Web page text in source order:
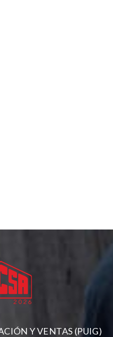
Y VENTAS (PUIG)